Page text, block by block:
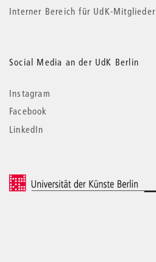
Interner Bereich für UdK-Mitglieder
Social Media an der UdK Berlin
Instagram
Facebook
LinkedIn
© 2026 Universität der Künste Berlin